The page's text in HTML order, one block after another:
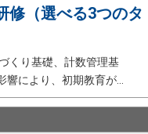
修（選べる3つのタ
くり基礎、計数管理基
により、初期教育が...